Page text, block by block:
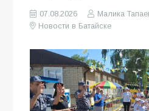
07.08.2026
Малика
Новости в Батайске